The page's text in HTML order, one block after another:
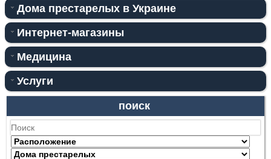
Дома престарелых в Украине
Интернет-магазины
Медицина
Услуги
поиск